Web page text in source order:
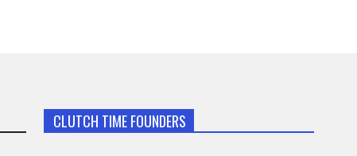
CLUTCH TIME FOUNDERS